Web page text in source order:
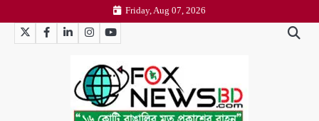
to
content
Friday, Aug 07, 2026
TwitterFacebookLinkedInInstagramYouTube